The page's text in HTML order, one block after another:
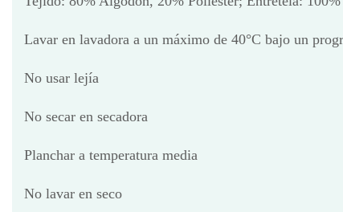
Lavar en lavadora a un máximo de 40°C bajo un
No usar lejía
No secar en secadora
Planchar a temperatura media
No lavar en seco